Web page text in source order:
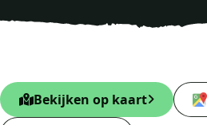
Bekijken op kaart